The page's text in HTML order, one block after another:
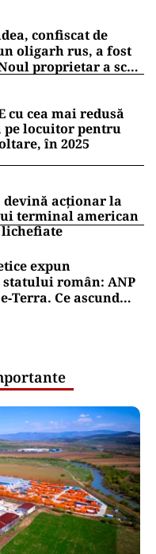
confiscat de
oligarh rus, a fost
proprietar a scos
cu cea mai redusă
pe locuitor pentru
în 2025
devină acționar la
terminal american
lichefiate
expun
român: ANP
Ce ascund